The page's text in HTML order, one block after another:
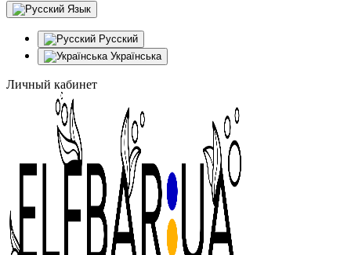
Язык
Русский
Українська
Личный кабинет